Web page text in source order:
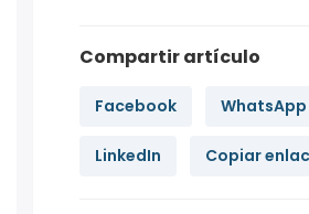
Compartir artículo
Facebook WhatsApp
LinkedIn Copiar